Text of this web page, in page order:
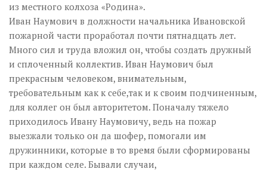
из местного колхоза «Родина».
Иван Наумович в должности начальника Ивановской
пожарной части проработал почти пятнадцать лет.
Много сил и труда вложил он, чтобы создать дружный
и сплоченный коллектив. Иван Наумович был
прекрасным человеком, внимательным,
требовательным как к себе,так и к своим подчиненным,
для коллег он был авторитетом. Поначалу тяжело
приходилось Ивану Наумовичу, ведь на пожар
выезжали только он да шофер, помогали им
дружинники, которые в то время были сформированы
при каждом селе. Бывали случаи,